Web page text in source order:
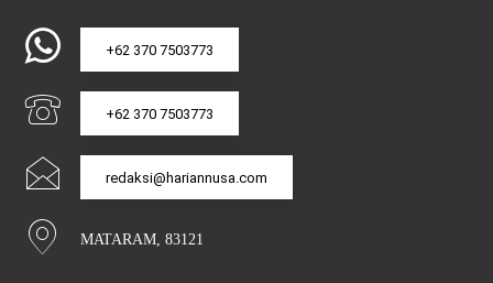
+62 370 7503773
+62 370 7503773
redaksi@hariannusa.com
MATARAM, 83121